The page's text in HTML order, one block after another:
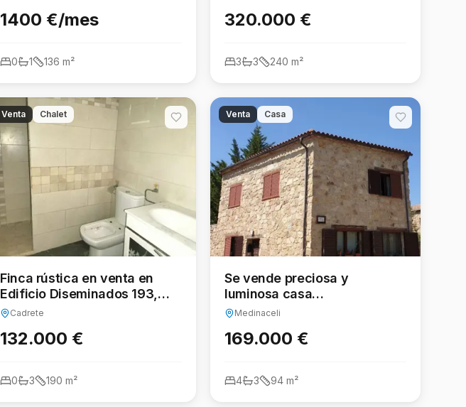
1400 €/mes
0 1 136 m²
Zaragoza
320.000 €
3 3 240 m²
Venta Chalet
Finca rústica en venta en
Edificio Diseminados 193,
Cadret
Cadrete
132.000 €
0 3 190 m²
Venta Casa
Se vende preciosa y
luminosa casa
independiente en
Medinaceli
169.000 €
4 3 94 m²